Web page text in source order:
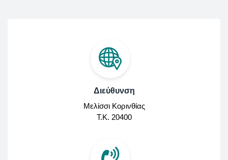
Διεύθυνση
Μελίσσι Κορινθίας
Τ.Κ. 20400